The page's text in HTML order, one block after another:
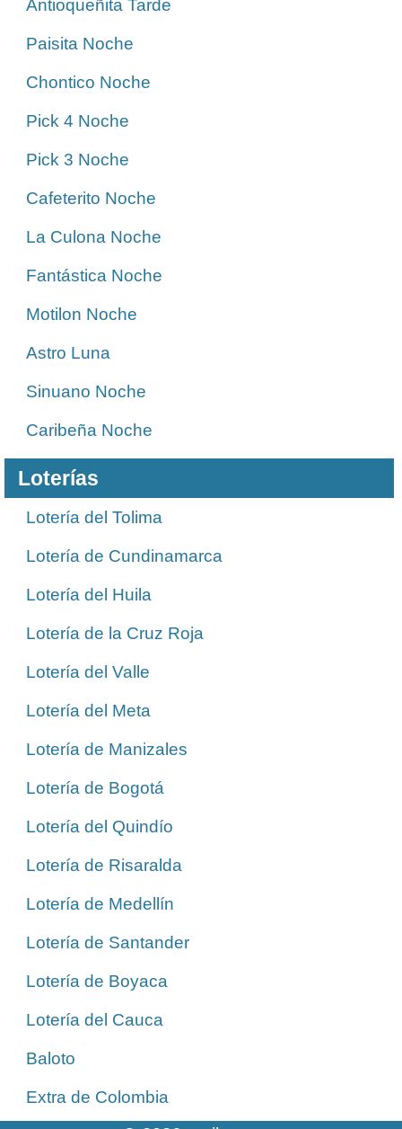
Antioqueñita Tarde
Paisita Noche
Chontico Noche
Pick 4 Noche
Pick 3 Noche
Cafeterito Noche
La Culona Noche
Fantástica Noche
Motilon Noche
Astro Luna
Sinuano Noche
Caribeña Noche
Loterías
Lotería del Tolima
Lotería de Cundinamarca
Lotería del Huila
Lotería de la Cruz Roja
Lotería del Valle
Lotería del Meta
Lotería de Manizales
Lotería de Bogotá
Lotería del Quindío
Lotería de Risaralda
Lotería de Medellín
Lotería de Santander
Lotería de Boyaca
Lotería del Cauca
Baloto
Extra de Colombia